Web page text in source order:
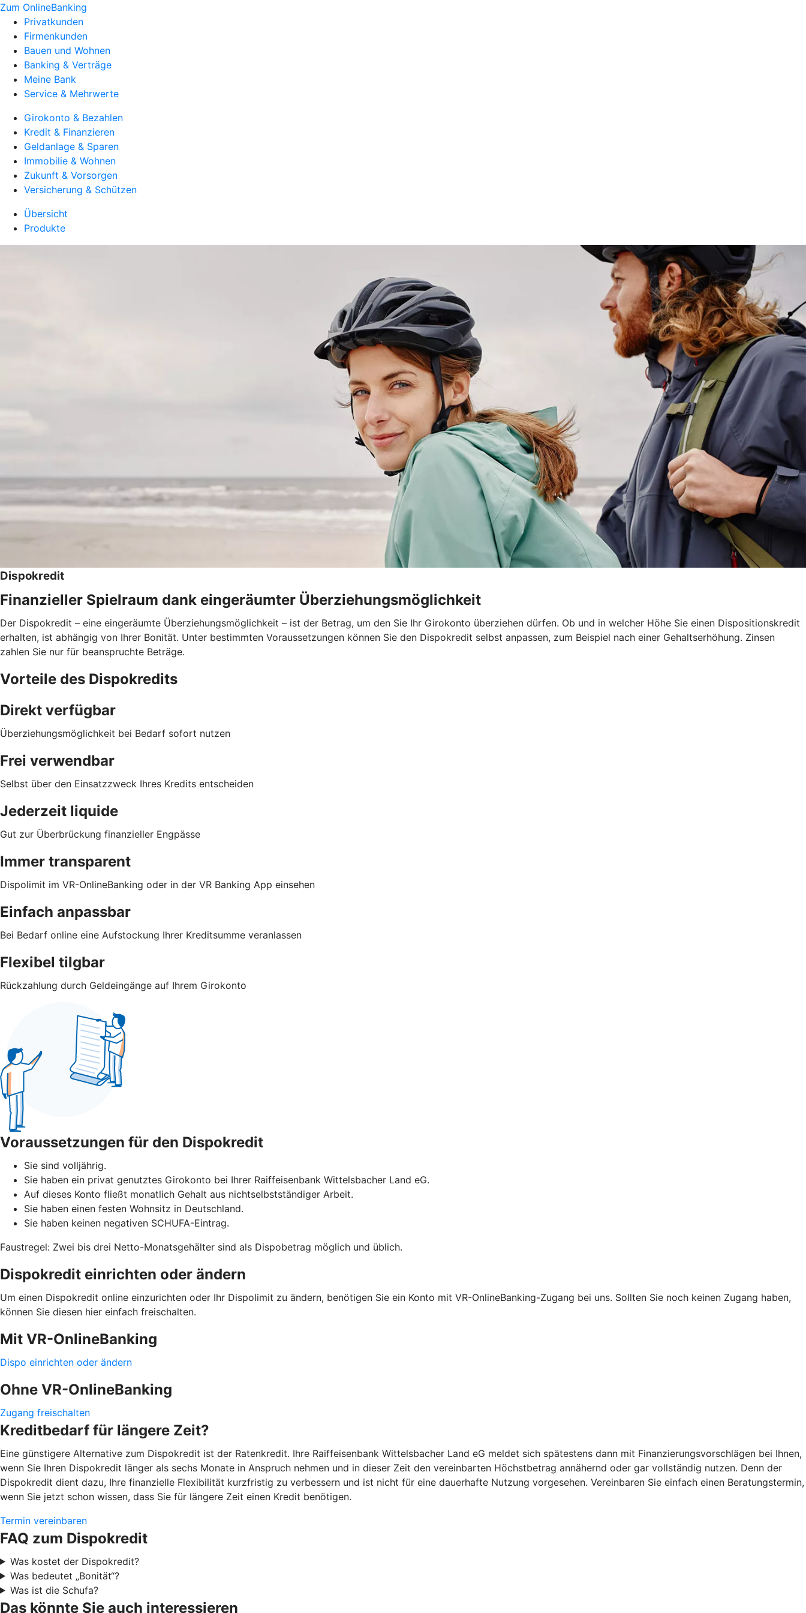
Zum OnlineBanking
Privatkunden
Firmenkunden
Bauen und Wohnen
Banking & Verträge
Meine Bank
Service & Mehrwerte
Girokonto & Bezahlen
Kredit & Finanzieren
Geldanlage & Sparen
Immobilie & Wohnen
Zukunft & Vorsorgen
Versicherung & Schützen
Übersicht
Produkte
Dispokredit
Finanzieller Spielraum dank eingeräumter Überziehungsmöglichkeit
Der Dispokredit – eine eingeräumte Überziehungsmöglichkeit – ist der Betrag, um den Sie Ihr Girokonto überziehen dürfen. Ob und in welcher Höhe Sie einen Dispositionskredit
erhalten, ist abhängig von Ihrer Bonität. Unter bestimmten Voraussetzungen können Sie den Dispokredit selbst anpassen, zum Beispiel nach einer Gehaltserhöhung. Zinsen
zahlen Sie nur für beanspruchte Beträge.
Vorteile des Dispokredits
Direkt verfügbar
Überziehungsmöglichkeit bei Bedarf sofort nutzen
Frei verwendbar
Selbst über den Einsatzzweck Ihres Kredits entscheiden
Jederzeit liquide
Gut zur Überbrückung finanzieller Engpässe
Immer transparent
Dispolimit im VR-OnlineBanking oder in der VR Banking App einsehen
Einfach anpassbar
Bei Bedarf online eine Aufstockung Ihrer Kreditsumme veranlassen
Flexibel tilgbar
Rückzahlung durch Geldeingänge auf Ihrem Girokonto
Voraussetzungen für den Dispokredit
Sie sind volljährig.
Sie haben ein privat genutztes Girokonto bei Ihrer Raiffeisenbank Wittelsbacher Land eG.
Auf dieses Konto fließt monatlich Gehalt aus nichtselbstständiger Arbeit.
Sie haben einen festen Wohnsitz in Deutschland.
Sie haben keinen negativen SCHUFA-Eintrag.
Faustregel: Zwei bis drei Netto-Monatsgehälter sind als Dispobetrag möglich und üblich.
Dispokredit einrichten oder ändern
Um einen Dispokredit online einzurichten oder Ihr Dispolimit zu ändern, benötigen Sie ein Konto mit VR-OnlineBanking-Zugang bei uns. Sollten Sie noch keinen Zugang haben,
können Sie diesen hier einfach freischalten.
Mit VR-OnlineBanking
Dispo einrichten oder ändern
Ohne VR-OnlineBanking
Zugang freischalten
Kreditbedarf für längere Zeit?
Eine günstigere Alternative zum Dispokredit ist der Ratenkredit. Ihre Raiffeisenbank Wittelsbacher Land eG meldet sich spätestens dann mit Finanzierungsvorschlägen bei Ihnen,
wenn Sie Ihren Dispokredit länger als sechs Monate in Anspruch nehmen und in dieser Zeit den vereinbarten Höchstbetrag annähernd oder gar vollständig nutzen. Denn der
Dispokredit dient dazu, Ihre finanzielle Flexibilität kurzfristig zu verbessern und ist nicht für eine dauerhafte Nutzung vorgesehen. Vereinbaren Sie einfach einen Beratungstermin,
wenn Sie jetzt schon wissen, dass Sie für längere Zeit einen Kredit benötigen.
Termin vereinbaren
FAQ zum Dispokredit
Was kostet der Dispokredit?
Was bedeutet „Bonität“?
Was ist die Schufa?
Das könnte Sie auch interessieren